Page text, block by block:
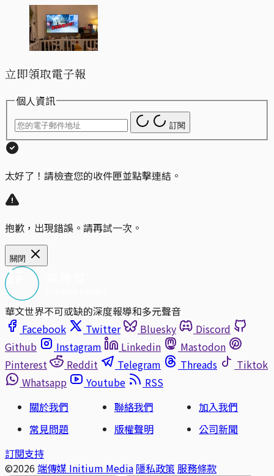
立即領取電子報
個人資訊
訂閱
太好了！請檢查您的收件匣並點擊連結。
抱歉，出現錯誤。請再試一次。
關閉
華文世界不可或缺的深度報導和多元聲音
Facebook
Twitter Bluesky
Discord
Github
Instagram Linkedin
Mastodon
Pinterest
Reddit Telegram Threads
Tiktok
Whatsapp
Youtube
RSS
關於我們
聯絡我們
加入我們
常見問題
版權聲明
公司新聞
訂閱支持
©2026 端傳媒 Initium Media 隱私政策 服務條款